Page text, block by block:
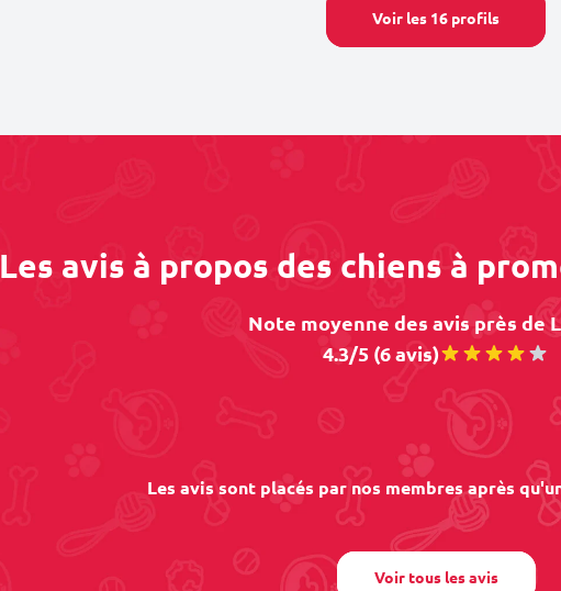
Voir les 16 profils
Les avis à propos des chiens à
Note moyenne des avis près de
4.3/5 (6 avis)
Les avis sont placés par nos membres après
Voir tous les avis